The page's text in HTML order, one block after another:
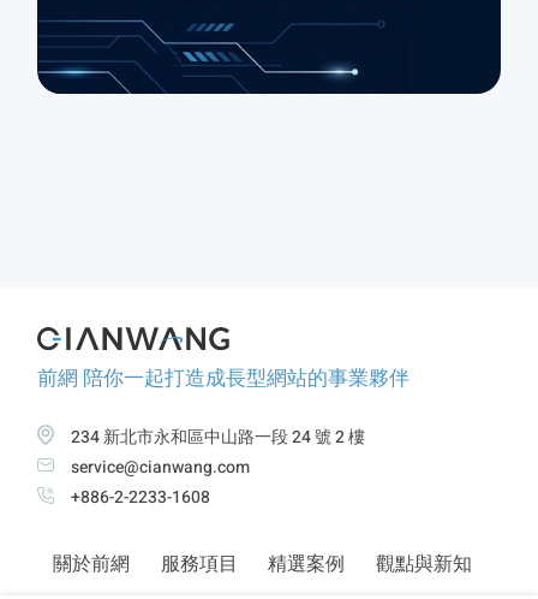
前網 陪你一起打造成長型網站的事業夥伴
234 新北市永和區中山路一段 24 號 2 樓
service@cianwang.com
+886-2-2233-1608
關於前網 服務項目 精選案例 觀點與新知